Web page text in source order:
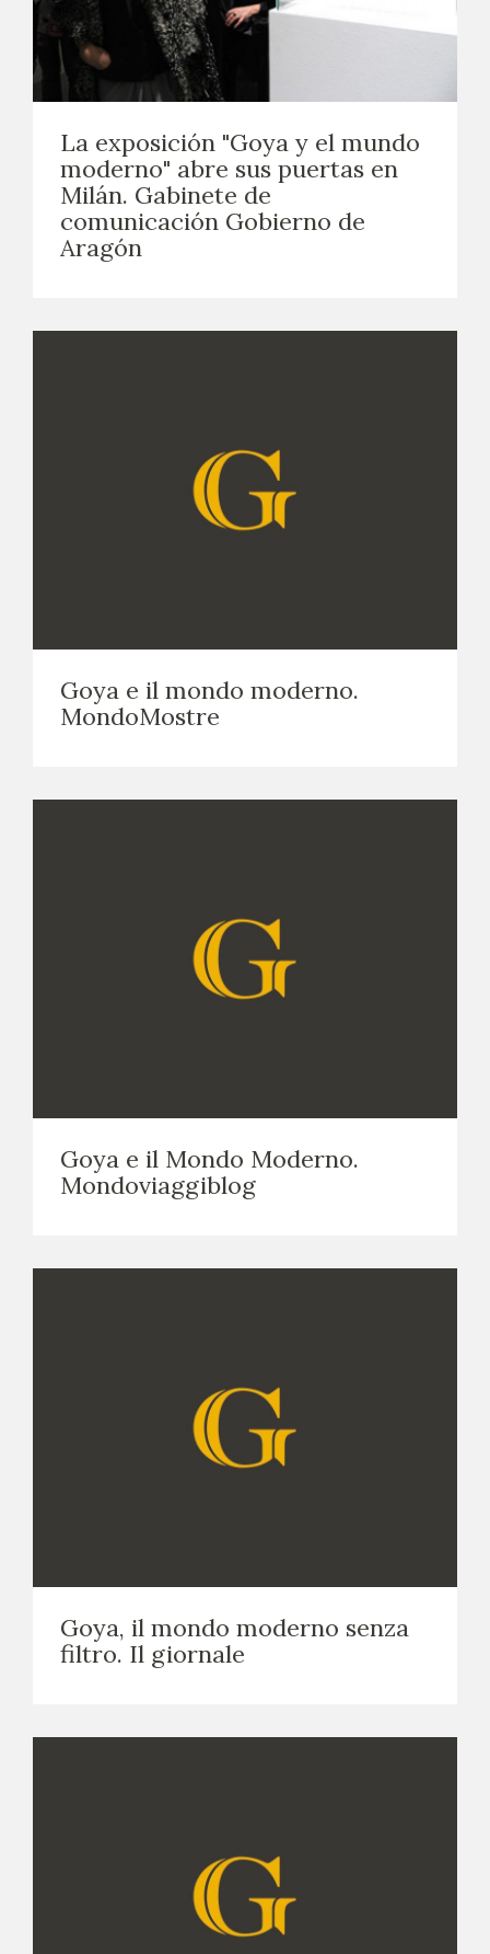
La exposición "Goya y el mundo
moderno" abre sus puertas en
Milán. Gabinete de
comunicación Gobierno de
Aragón
Goya e il mondo moderno.
MondoMostre
Goya e il Mondo Moderno.
Mondoviaggiblog
Goya, il mondo moderno senza
filtro. Il giornale